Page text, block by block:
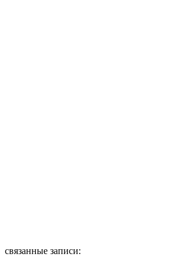
связанные записи: